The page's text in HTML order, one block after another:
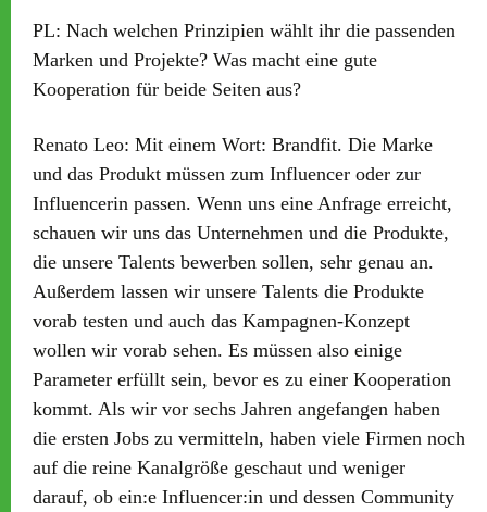
PL: Nach welchen Prinzipien wählt ihr die passenden
Marken und Projekte? Was macht eine gute
Kooperation für beide Seiten aus?
Renato Leo: Mit einem Wort: Brandfit. Die Marke
und das Produkt müssen zum Influencer oder zur
Influencerin passen. Wenn uns eine Anfrage erreicht,
schauen wir uns das Unternehmen und die Produkte,
die unsere Talents bewerben sollen, sehr genau an.
Außerdem lassen wir unsere Talents die Produkte
vorab testen und auch das Kampagnen-Konzept
wollen wir vorab sehen. Es müssen also einige
Parameter erfüllt sein, bevor es zu einer Kooperation
kommt. Als wir vor sechs Jahren angefangen haben
die ersten Jobs zu vermitteln, haben viele Firmen noch
auf die reine Kanalgröße geschaut und weniger
darauf, ob ein:e Influencer:in und dessen Community